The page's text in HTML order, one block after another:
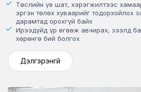
Төслийн үе шат, хэрэгжилтээс
эргэн төлөх хуваарийг тодорхойлох
дарамтад орохгүй байх
Ирээдүйд үр өгөөж авчирах, зээлд
хөрөнгө бий болгох
Дэлгэрэнгүй